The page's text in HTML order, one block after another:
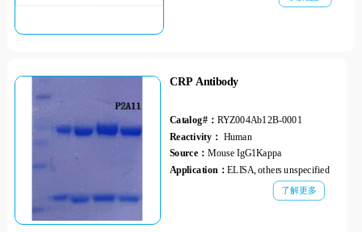
CRP Antibody
Catalog#：RYZ004Ab12B-0001
Reactivity： Human
Source：Mouse IgG1Kappa
Application：ELISA, others unspecified
了解更多